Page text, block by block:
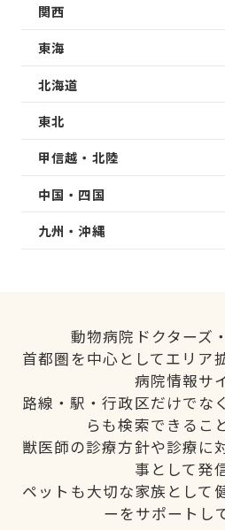
関西
東海
北海道
東北
甲信越・北陸
中国・四国
九州・沖縄
動物病院ドクターズ
首都圏を中心としてエリア
病院情報サ
路線・駅・行政区だけでな
らも検索できるこ
獣医師の診療方針や診療に
事として発
ペットも大切な家族として
ーをサポートし